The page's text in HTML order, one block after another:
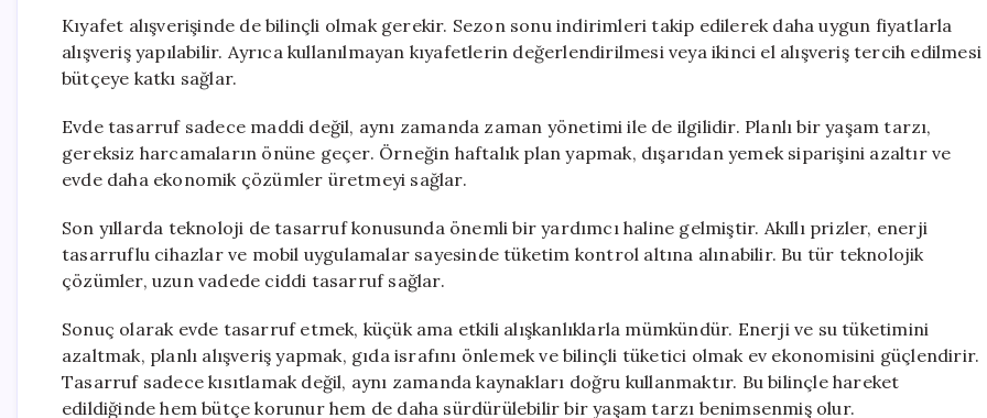
Kıyafet alışverişinde de bilinçli olmak gerekir. Sezon sonu indirimleri takip edilerek daha uygun fiyatlarla
alışveriş yapılabilir. Ayrıca kullanılmayan kıyafetlerin değerlendirilmesi veya ikinci el alışveriş tercih edilmesi
bütçeye katkı sağlar.
Evde tasarruf sadece maddi değil, aynı zamanda zaman yönetimi ile de ilgilidir. Planlı bir yaşam tarzı,
gereksiz harcamaların önüne geçer. Örneğin haftalık plan yapmak, dışarıdan yemek siparişini azaltır ve
evde daha ekonomik çözümler üretmeyi sağlar.
Son yıllarda teknoloji de tasarruf konusunda önemli bir yardımcı haline gelmiştir. Akıllı prizler, enerji
tasarruflu cihazlar ve mobil uygulamalar sayesinde tüketim kontrol altına alınabilir. Bu tür teknolojik
çözümler, uzun vadede ciddi tasarruf sağlar.
Sonuç olarak evde tasarruf etmek, küçük ama etkili alışkanlıklarla mümkündür. Enerji ve su tüketimini
azaltmak, planlı alışveriş yapmak, gıda israfını önlemek ve bilinçli tüketici olmak ev ekonomisini güçlendirir.
Tasarruf sadece kısıtlamak değil, aynı zamanda kaynakları doğru kullanmaktır. Bu bilinçle hareket
edildiğinde hem bütçe korunur hem de daha sürdürülebilir bir yaşam tarzı benimsenmiş olur.